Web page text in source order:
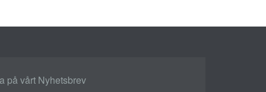
på vårt Nyhetsbrev